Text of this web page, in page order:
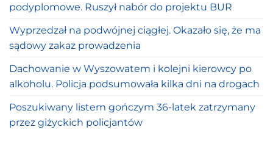
podyplomowe. Ruszył nabór do projektu BUR
Wyprzedzał na podwójnej ciągłej. Okazało się, że ma
sądowy zakaz prowadzenia
Dachowanie w Wyszowatem i kolejni kierowcy po
alkoholu. Policja podsumowała kilka dni na drogach
Poszukiwany listem gończym 36-latek zatrzymany
przez giżyckich policjantów